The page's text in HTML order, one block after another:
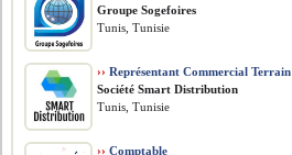
Groupe Sogefoires
Tunis, Tunisie
›› Représentant Commercial Terrain
Société Smart Distribution
Tunis, Tunisie
›› Comptable